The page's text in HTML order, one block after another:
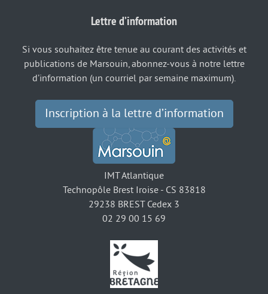
Lettre d’information
Si vous souhaitez être tenue au courant des activités et
publications de Marsouin, abonnez-vous à notre lettre
d’information (un courriel par semaine maximum).
Inscription à la lettre d’information
IMT Atlantique
Technopôle Brest Iroise - CS 83818
29238 BREST Cedex 3
02 29 00 15 69